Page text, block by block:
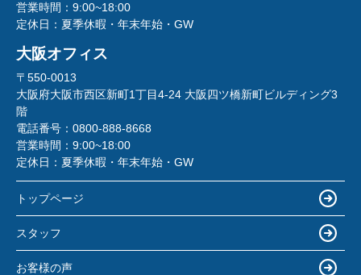
営業時間： 9:00~18:00
定休日： 夏季休暇・年末年始・GW
大阪オフィス
〒550-0013
大阪府大阪市西区新町1丁目4-24 大阪四ツ橋新町ビルディング3
階
電話番号： 0800-888-8668
営業時間： 9:00~18:00
定休日： 夏季休暇・年末年始・GW
トップページ
スタッフ
お客様の声